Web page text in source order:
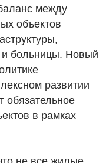
между
объектов
больницы. Новый
развитии
обязательное
в рамках